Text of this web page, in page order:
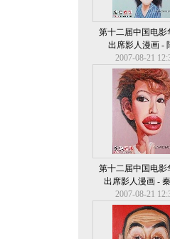
第十二届中国电影
出席影人漫画 -
2007-08-21
第十二届中国电影
出席影人漫画 -
2007-08-21